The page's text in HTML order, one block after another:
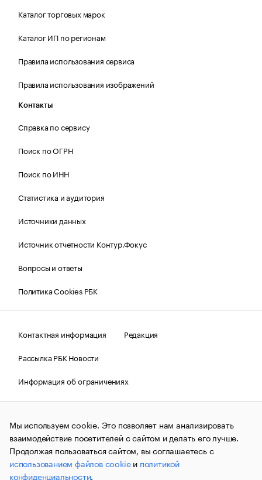
Каталог торговых марок
Каталог ИП по регионам
Правила использования сервиса
Правила использования изображений
Контакты
Справка по сервису
Поиск по ОГРН
Поиск по ИНН
Статистика и аудитория
Источники данных
Источник отчетности Контур.Фокус
Вопросы и ответы
Политика Cookies РБК
Контактная информация
Редакция
Рассылка РБК Новости
Информация об ограничениях
Правовая информация
О соблюдении авторских прав
© АО «РОСБИЗНЕСКОНСАЛТИНГ»,1995–2026.Сообщения
и материалы информационного агентства «РБК»
(зарегистрировано Федеральной службой по надзору в сфере
связи, информационных технологий и массовых
коммуникаций (Роскомнадзор) 09.12.2015 за номером ИА
№ФС77-63848) сопровождаются пометкой «РБК». Отдельные
Мы используем cookie. Это позволяет нам анализировать
взаимодействие посетителей с сайтом и делать его лучше.
Продолжая пользоваться сайтом, вы соглашаетесь с
использованием файлов cookieи политикой
конфиденциальности.